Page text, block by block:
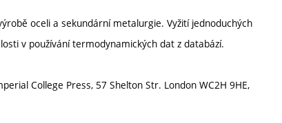
oceli a sekundární metalurgie. Vyžití jednoduchých
v používání termodynamických dat z databází.
College Press, 57 Shelton Str. London WC2H 9HE,